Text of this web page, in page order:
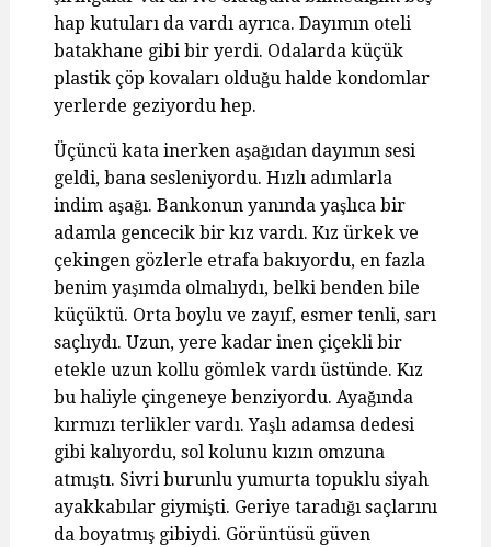
hap kutuları da vardı ayrıca. Dayımın oteli
batakhane gibi bir yerdi. Odalarda küçük
plastik çöp kovaları olduğu halde kondomlar
yerlerde geziyordu hep.
Üçüncü kata inerken aşağıdan dayımın sesi
geldi, bana sesleniyordu. Hızlı adımlarla
indim aşağı. Bankonun yanında yaşlıca bir
adamla gencecik bir kız vardı. Kız ürkek ve
çekingen gözlerle etrafa bakıyordu, en fazla
benim yaşımda olmalıydı, belki benden bile
küçüktü. Orta boylu ve zayıf, esmer tenli, sarı
saçlıydı. Uzun, yere kadar inen çiçekli bir
etekle uzun kollu gömlek vardı üstünde. Kız
bu haliyle çingeneye benziyordu. Ayağında
kırmızı terlikler vardı. Yaşlı adamsa dedesi
gibi kalıyordu, sol kolunu kızın omzuna
atmıştı. Sivri burunlu yumurta topuklu siyah
ayakkabılar giymişti. Geriye taradığı saçlarını
da boyatmış gibiydi. Görüntüsü güven